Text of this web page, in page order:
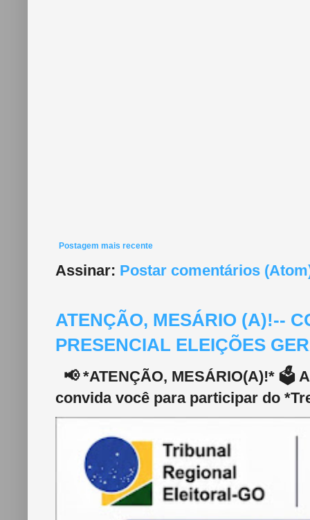
Postagem mais recente
Assinar: Postar comentários
ATENÇÃO, MESÁRIO (A)!--
PRESENCIAL ELEIÇÕES
📢 *ATENÇÃO, MESÁRIO(A)!* 🗳️
convida você para participar do